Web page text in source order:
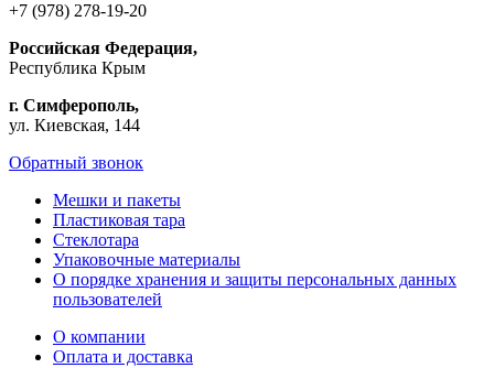
+7 (978) 278-19-20
Российская Федерация,
Республика Крым
г. Симферополь,
ул. Киевская, 144
Обратный звонок
Мешки и пакеты
Пластиковая тара
Стеклотара
Упаковочные материалы
О порядке хранения и защиты персональных данных
пользователей
О компании
Оплата и доставка